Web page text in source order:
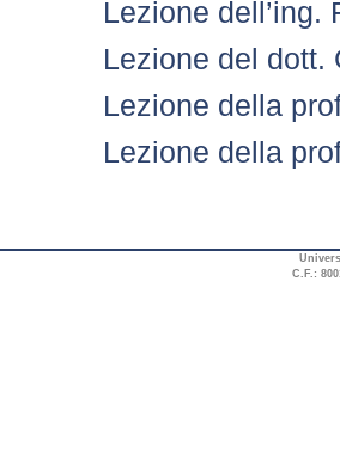
Lezione
Lezione del dott.
Lezione della
Lezione della
C.F.: